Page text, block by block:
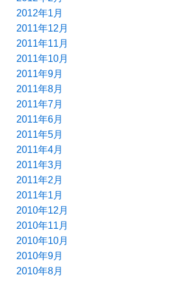
2012年1月
2011年12月
2011年11月
2011年10月
2011年9月
2011年8月
2011年7月
2011年6月
2011年5月
2011年4月
2011年3月
2011年2月
2011年1月
2010年12月
2010年11月
2010年10月
2010年9月
2010年8月